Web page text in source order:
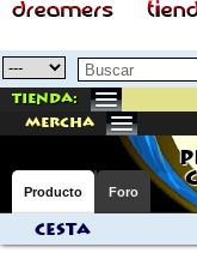
Tienda:
mercha
Producto Foro
Cesta